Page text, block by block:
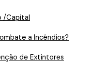
/Capital
a Incêndios?
de Extintores